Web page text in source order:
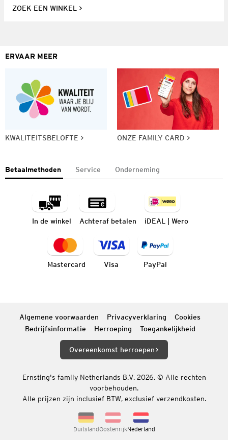
ZOEK EEN WINKEL
ERVAAR MEER
KWALITEITSBELOFTE ONZE FAMILY CARD
Betaalmethoden Service Onderneming
In de winkel Achteraf betalen iDEAL | Wero
Mastercard Visa PayPal
Algemene voorwaarden Privacyverklaring
Cookies
Bedrijfsinformatie
Herroeping Toegankelijkheid
Overeenkomst herroepen
Ernsting's family Netherlands B.V. 2026. © Alle rechten
voorbehouden.
Alle prijzen zijn inclusief BTW, exclusief verzendkosten.
DuitslandOostenrijkNederland